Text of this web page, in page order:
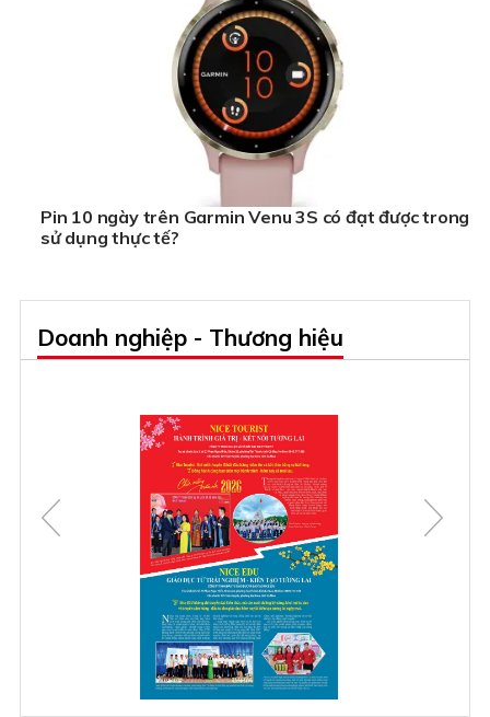
Pin 10 ngày trên Garmin Venu 3S có đạt được trong
sử dụng thực tế?
Doanh nghiệp - Thương hiệu